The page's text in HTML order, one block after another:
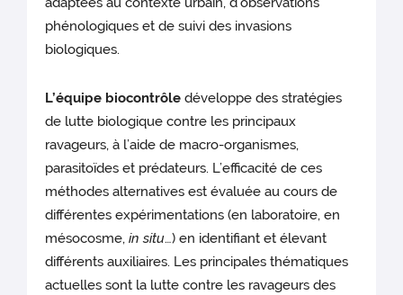
phénologiques et de suivi des invasions
biologiques.
L’équipe biocontrôle développe des stratégies
de lutte biologique contre les principaux
ravageurs, à l’aide de macro-organismes,
parasitoïdes et prédateurs. L’efficacité de ces
méthodes alternatives est évaluée au cours de
différentes expérimentations (en laboratoire, en
mésocosme,in situ…) en identifiant et élevant
différents auxiliaires. Les principales thématiques
actuelles sont la lutte contre les ravageurs des